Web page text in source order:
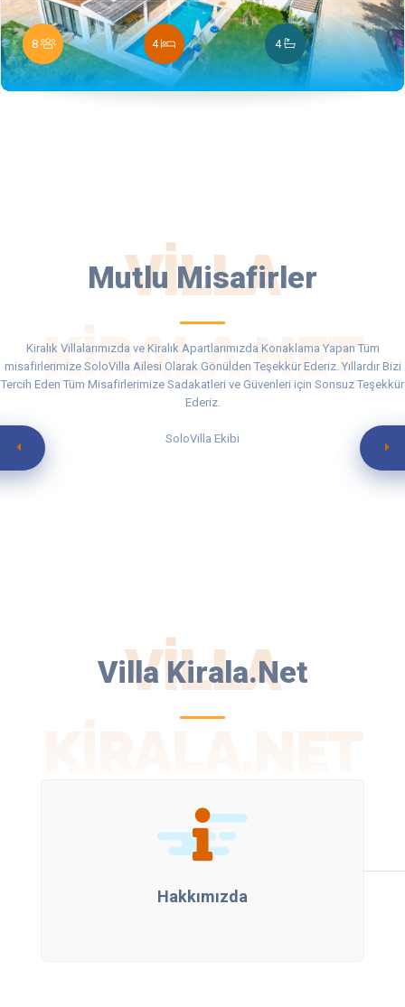
8 4 4
Mutlu Misafirler
VILLA
KIRALA.NET
Kiralık Villalarımızda ve Kiralık Apartlarımızda Konaklama Yapan Tüm
misafirlerimize SoloVilla Ailesi Olarak Gönülden Teşekkür Ederiz. Yıllardır Bizi
Tercih Eden Tüm Misafirlerimize Sadakatleri ve Güvenleri için Sonsuz Teşekkür
Ederiz.
SoloVilla Ekibi
Villa Kirala.Net
VILLA
Hakkımızda